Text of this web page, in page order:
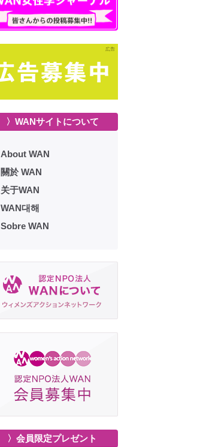
〉WANサイトについて
About WAN
關於 WAN
关于WAN
WAN대해
Sobre WAN
〉会員限定プレゼント